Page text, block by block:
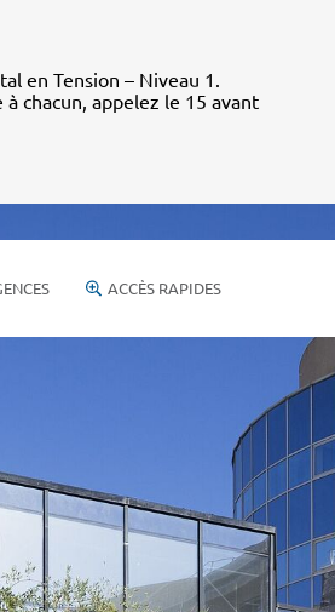
en Tension – Niveau 1.
chacun, appelez le 15 avant
ACCÈS RAPIDES